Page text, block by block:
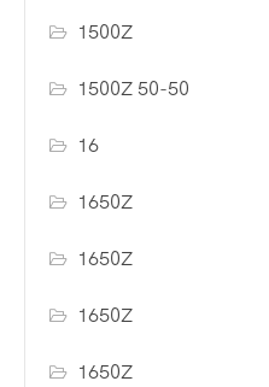
1500Z
1500Z 50-50
16
1650Z
1650Z
1650Z
1650Z